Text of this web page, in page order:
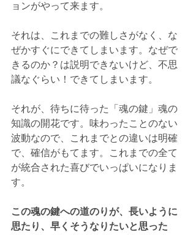
ョンがやって来ます。
それは、これまでの難しさがなく、な
ぜかすぐにできてしまいます。なぜで
きるのか？は説明できないけど、不思
議なぐらい！できてしまいます。
それが、待ちに待った「魂の鍵」魂の
知識の開花です。味わったことのない
波動なので、これまでとの違いは明確
で、確信がもてます。これまでの全て
が統合された喜びでいっぱいになりま
す。
この魂の鍵への道のりが、長いように
思たり、早くそうなりたいと思った